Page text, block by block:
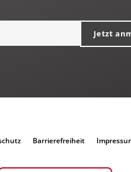
Jetzt
Barrierefreiheit